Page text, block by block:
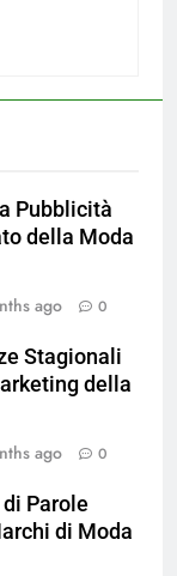
Pubblicità
della Moda
ago 0
Stagionali
della
ago 0
Parole
di Moda